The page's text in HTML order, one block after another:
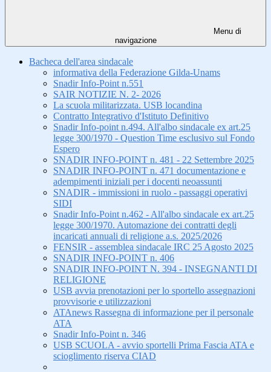
Menu di
navigazione
Bacheca dell'area sindacale
informativa della Federazione Gilda-Unams
Snadir Info-Point n.551
SAIR NOTIZIE N. 2- 2026
La scuola militarizzata. USB locandina
Contratto Integrativo d'Istituto Definitivo
Snadir Info-point n.494. All'albo sindacale ex art.25
legge 300/1970 - Question Time esclusivo sul Fondo
Espero
SNADIR INFO-POINT n. 481 - 22 Settembre 2025
SNADIR INFO-POINT n. 471 documentazione e
adempimenti iniziali per i docenti neoassunti
SNADIR - immissioni in ruolo - passaggi operativi
SIDI
Snadir Info-Point n.462 - All'albo sindacale ex art.25
legge 300/1970. Automazione dei contratti degli
incaricati annuali di religione a.s. 2025/2026
FENSIR - assemblea sindacale IRC 25 Agosto 2025
SNADIR INFO-POINT n. 406
SNADIR INFO-POINT N. 394 - INSEGNANTI DI
RELIGIONE
USB avvia prenotazioni per lo sportello assegnazioni
provvisorie e utilizzazioni
ATAnews Rassegna di informazione per il personale
ATA
Snadir Info-Point n. 346
USB SCUOLA - avvio sportelli Prima Fascia ATA e
scioglimento riserva CIAD